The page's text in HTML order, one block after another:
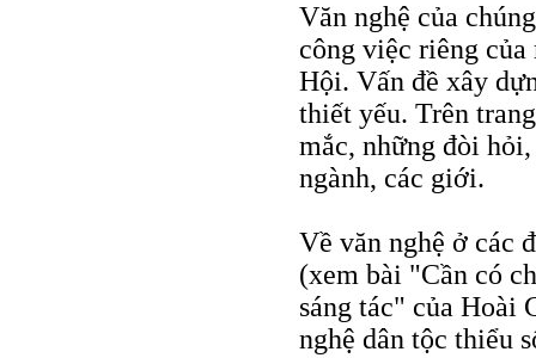
Văn nghệ của
công việc riêng
Hội. Vấn đề xây
thiết yếu. Trên
mắc, những đòi
ngành, các giới.
Về văn nghệ ở các
(xem bài "Cần có
sáng tác" của Hoài
nghệ dân tộc thiểu